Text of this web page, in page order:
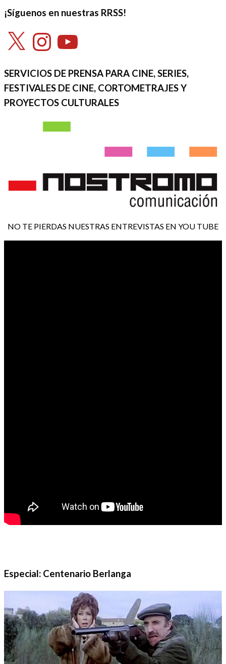
¡Síguenos en nuestras RRSS!
X InstagramYouTube
SERVICIOS DE PRENSA PARA CINE, SERIES,
FESTIVALES DE CINE, CORTOMETRAJES Y
PROYECTOS CULTURALES
NO TE PIERDAS NUESTRAS ENTREVISTAS EN YOU TUBE
Especial: Centenario Berlanga